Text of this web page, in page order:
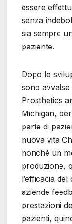
essere
senza
sia sempre
paziente.
Dopo lo
sono avvalse
Prosthetics
Michigan,
parte di
nuova vita
nonché un
produzione,
l’efficacia
aziende
prestazioni
pazienti,